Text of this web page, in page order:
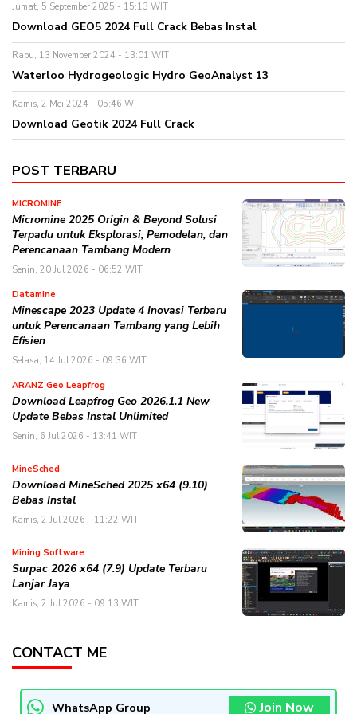
Jumat, 5 September 2025 - 15:13 WIT
Download GEO5 2024 Full Crack Bebas Instal
Rabu, 13 November 2024 - 13:01 WIT
Waterloo Hydrogeologic Hydro GeoAnalyst 13
Kamis, 2 Mei 2024 - 05:46 WIT
Download Geotik 2024 Full Crack
POST TERBARU
MICROMINE
Micromine 2025 Origin & Beyond Solusi
Terpadu untuk Eksplorasi, Pemodelan, dan
Perencanaan Tambang Modern
Senin, 20 Jul 2026 - 06:52 WIT
Datamine
Minescape 2023 Update 4 Inovasi Terbaru
untuk Perencanaan Tambang yang Lebih
Efisien
Selasa, 14 Jul 2026 - 09:36 WIT
ARANZ Geo Leapfrog
Download Leapfrog Geo 2026.1.1 New
Update Bebas Instal Unlimited
Senin, 6 Jul 2026 - 13:41 WIT
MineSched
Download MineSched 2025 x64 (9.10)
Bebas Instal
Kamis, 2 Jul 2026 - 11:22 WIT
Mining Software
Surpac 2026 x64 (7.9) Update Terbaru
Lanjar Jaya
Kamis, 2 Jul 2026 - 09:13 WIT
CONTACT ME
WhatsApp Group Join Now